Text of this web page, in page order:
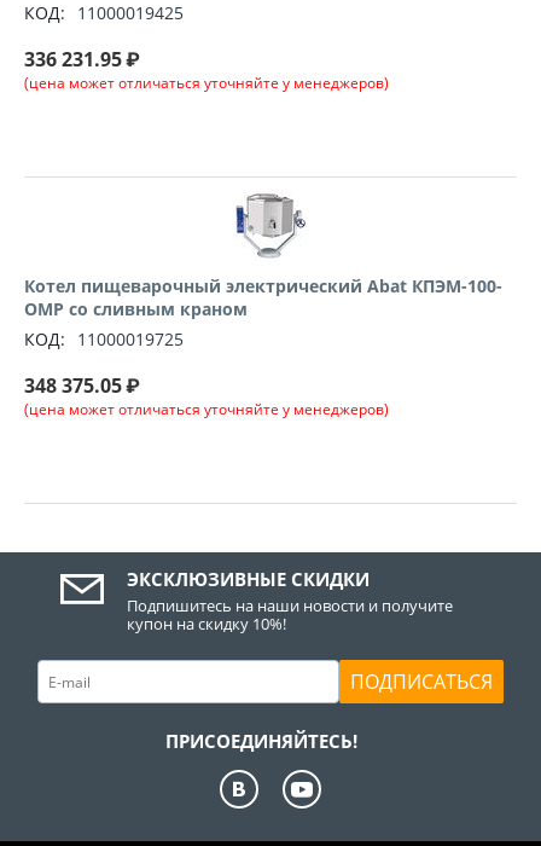
КОД:
11000019425
336 231.95₽
(цена может отличаться уточняйте у менеджеров)
Котел пищеварочный электрический Abat КПЭМ-100-
ОМР со сливным краном
КОД:
11000019725
348 375.05₽
(цена может отличаться уточняйте у менеджеров)
ЭКСКЛЮЗИВНЫЕ СКИДКИ
Подпишитесь на наши новости и получите
купон на скидку 10%!
ПОДПИСАТЬСЯ
ПРИСОЕДИНЯЙТЕСЬ!